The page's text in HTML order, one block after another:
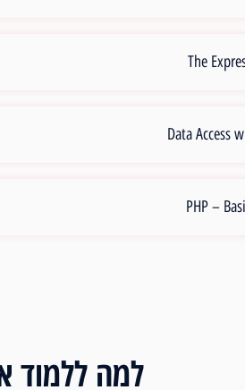
The
Data Access
PHP –
למה ללמוד